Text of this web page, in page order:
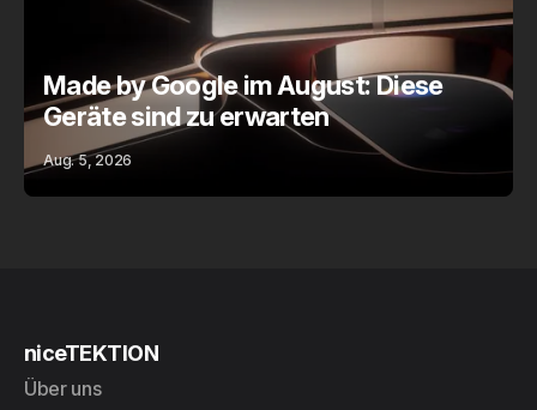
Made by Google im August: Diese
Geräte sind zu erwarten
Aug. 5, 2026
niceTEKTION
Über uns